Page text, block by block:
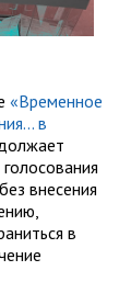
«Временное
в
внесения
в